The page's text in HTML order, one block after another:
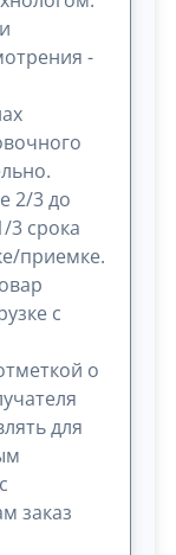
-
2/3 до
3 срока
приемке.
с
о
для
заказ